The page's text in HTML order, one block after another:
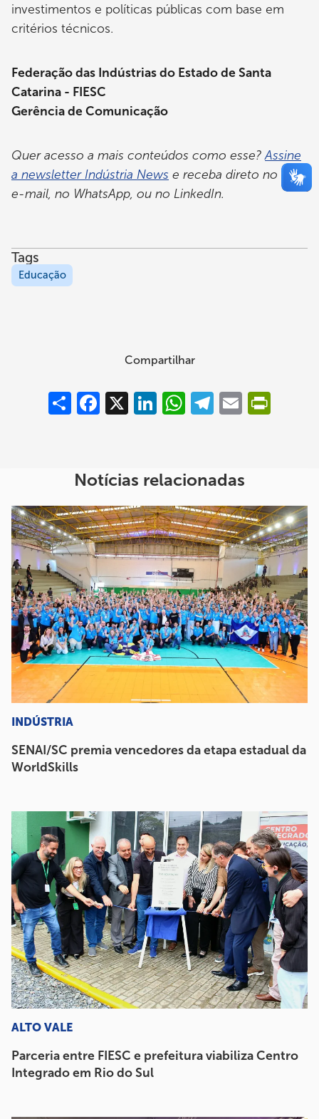
investimentos e políticas públicas com base em
critérios técnicos.
Federação das Indústrias do Estado de Santa
Catarina - FIESC
Gerência de Comunicação
Quer acesso a mais conteúdos como esse?Assine
a newsletter Indústria News e receba direto no seu
e-mail, no WhatsApp, ou no LinkedIn.
Tags
Educação
Compartilhar
Compartilhar
Facebook
X LinkedInWhatsAppTelegram
Email
Notícias relacionadas
INDÚSTRIA
SENAI/SC premia vencedores da etapa estadual da
WorldSkills
ALTO VALE
Parceria entre FIESC e prefeitura viabiliza Centro
Integrado em Rio do Sul